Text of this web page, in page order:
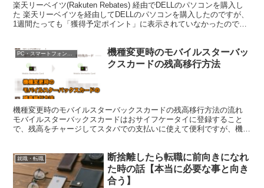
楽天リーベイツ(Rakuten Rebates) 経由でDELLのパソコンを購入し
た 楽天リーベイツを経由してDELLのパソコンを購入したのですが、
1週間たっても「獲得予定ポイント」に表示されていなかったので、
PC・スマートフォン・電子マネー
機種変更時のモバイルスターバッ
クスカードの残高移行方法
機種変更時のモバイルスターバックスカードの残高移行方法の流れ
モバイルスターバックスカードはおサイフケータイに登録すること
で、残高をチャージしてスタバでの支払いに使えて便利ですが、機種
就職・転職
断捨離したら転職に前向きになれ
た時の話【本当に必要な事と向き
合う】